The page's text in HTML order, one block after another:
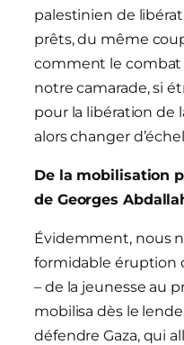
palestinien de
prêts, du même
comment le combat
notre camarade, si
pour la libération de
alors changer
De la mobilisation
de Georges
Évidemment, nous
formidable éruption
– de la jeunesse au
mobilisa dès le
défendre Gaza, qui